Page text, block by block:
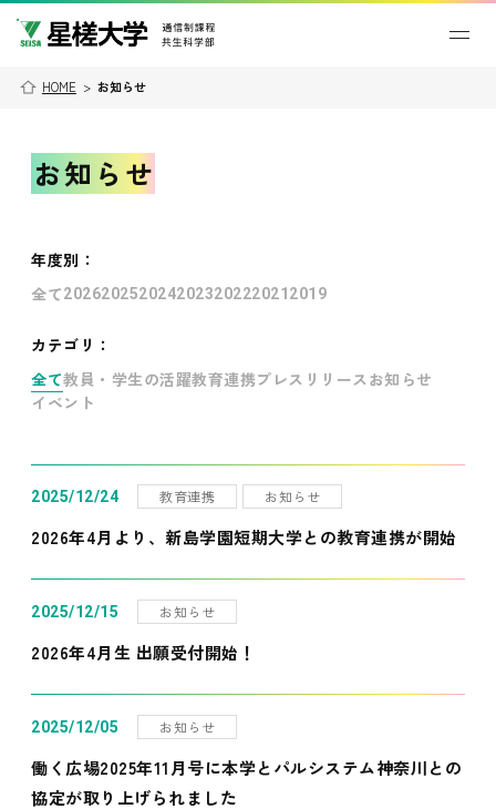
HOME > お知らせ
お知らせ
年度別 ：
全て202620252024202320222021 2019
カテゴリ：
全て教員・学生の活躍教育連携プレスリリース お知らせ
イベント
2025/12/24 教育連携 お知らせ
2026年4月より、新島学園短期大学との教育連携が開始
2025/12/15 お知らせ
2026年4月生 出願受付開始！
2025/12/05 お知らせ
働く広場2025年11月号に本学とパルシステム神奈川との
協定が取り上げられました